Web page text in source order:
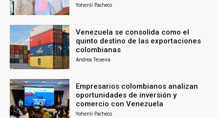
Yohenli Pacheco
Venezuela se consolida como el
quinto destino de las exportaciones
colombianas
Andrea Teixeira
Empresarios colombianos analizan
oportunidades de inversión y
comercio con Venezuela
Yohenli Pacheco